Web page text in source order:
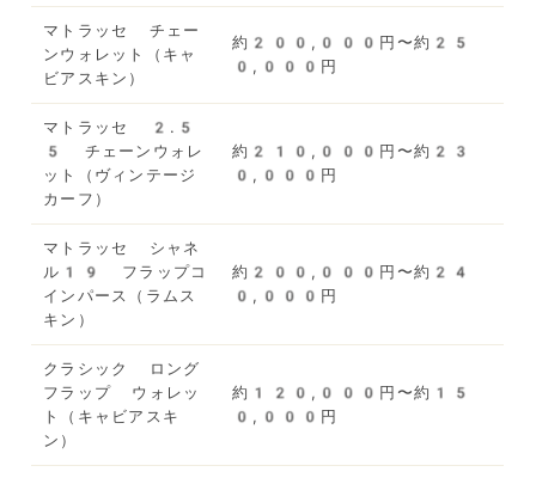
マトラッセ チェー
ンウォレット（キャ
ビアスキン）
約200,000円〜約25
0,000円
マトラッセ 2.5
5 チェーンウォレ
ット（ヴィンテージ
カーフ）
約210,000円〜約23
0,000円
マトラッセ シャネ
ル19 フラップコ
インパース（ラムス
キン）
約200,000円〜約24
0,000円
クラシック ロング
フラップ ウォレッ
ト（キャビアスキ
ン）
約120,000円〜約15
0,000円